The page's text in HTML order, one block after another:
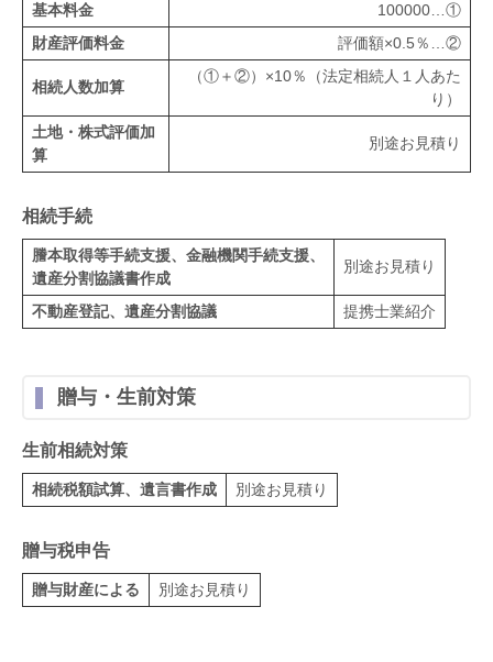
基本料金
100000…①
財産評価料金
評価額×0.5％…②
相続人数加算
（①＋②）×10％（法定相続人１人あた
り）
土地・株式評価加
算
別途お見積り
相続手続
謄本取得等手続支援、金融機関手続支援、
遺産分割協議書作成
別途お見積り
不動産登記、遺産分割協議 提携士業紹介
贈与・生前対策
生前相続対策
相続税額試算、遺言書作成 別途お見積り
贈与税申告
贈与財産による 別途お見積り